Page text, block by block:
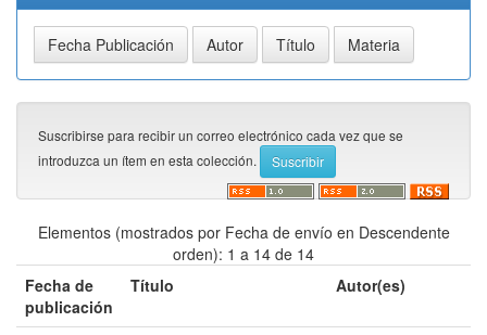
Suscribirse para recibir un correo electrónico cada vez que se
introduzca un ítem en esta colección.
Elementos (mostrados por Fecha de envío en Descendente
orden): 1 a 14 de 14
Fecha de
publicación
Título Autor(es)